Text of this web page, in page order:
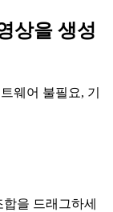
상을 생성
웨어 불필요, 기
을 드래그하세